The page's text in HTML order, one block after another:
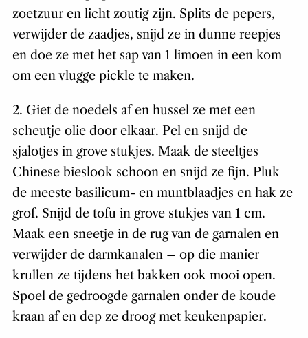
zoetzuur en licht zoutig zijn. Splits de pepers,
verwijder de zaadjes, snijd ze in dunne reepjes
en doe ze met het sap van 1 limoen in een kom
om een vlugge pickle te maken.
2. Giet de noedels af en hussel ze met een
scheutje olie door elkaar. Pel en snijd de
sjalotjes in grove stukjes. Maak de steeltjes
Chinese bieslook schoon en snijd ze fijn. Pluk
de meeste basilicum- en muntblaadjes en hak ze
grof. Snijd de tofu in grove stukjes van 1 cm.
Maak een sneetje in de rug van de garnalen en
verwijder de darmkanalen – op die manier
krullen ze tijdens het bakken ook mooi open.
Spoel de gedroogde garnalen onder de koude
kraan af en dep ze droog met keukenpapier.